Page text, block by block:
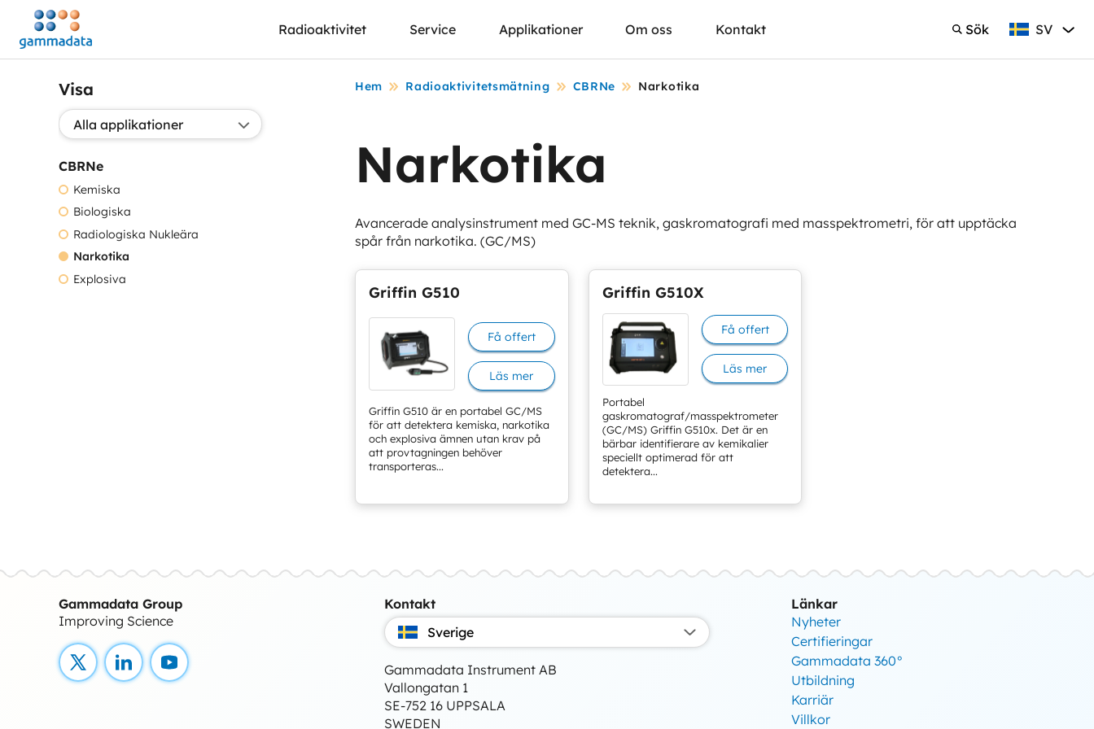
Hoppa
huvudinnehållt
Radioaktivitet Service Applikationer Om oss Kontakt Sök
Sök Svenska
SV
Visa
Välj applikation:
CBRNe
Kemiska
Biologiska
Radiologiska Nukleära
Narkotika
Explosiva
Hem Radioaktivitetsmätning CBRNe Narkotika
Narkotika
Avancerade analysinstrument med GC-MS teknik, gaskromatografi med masspektrometri, för att upptäcka
spår från narkotika. (GC/MS)
Griffin G510
Griffin G510 är en portabel GC/MS
för att detektera kemiska, narkotika
och explosiva ämnen utan krav på
att provtagningen behöver
transporteras...
Få offert
Läs mer
Griffin G510X
Portabel
gaskromatograf/masspektrometer
(GC/MS) Griffin G510x. Det är en
bärbar identifierare av kemikalier
speciellt optimerad för att
detektera...
Få offert
Läs mer
Gammadata Group
Improving Science
X LinkedInYouTube
Kontakt
Sverige
Gammadata Instrument AB
Vallongatan 1
SE-752 16 UPPSALA
SWEDEN
Länkar
Nyheter
Certifieringar
Gammadata 360°
Utbildning
Karriär
Villkor